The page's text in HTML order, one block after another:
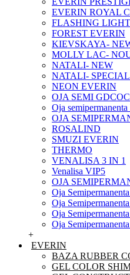
EVERIN ROYAL
FLASHING
FOREST EVERIN
KIEVSKAYA-
MOLLY LAC-
NATALI- NEW
NATALI-
NEON EVERIN
OJA SEMI
Oja
OJA
ROSALIND
SMUZI EVERIN
THERMO
VENALISA 3 IN 1
Venalisa VIP5
OJA
Oja
Oja
Oja
Oja
+
EVERIN
BAZA RUBBER
GEL COLOR